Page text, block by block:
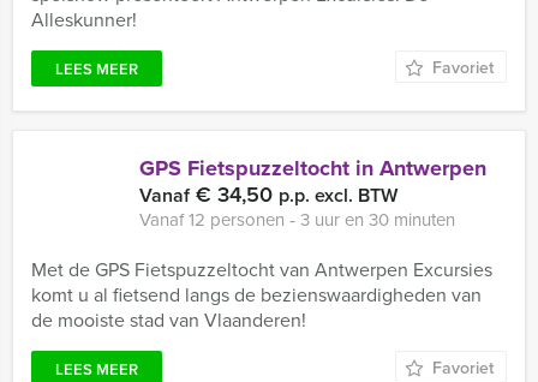
Alleskunner!
LEES MEER Favoriet
GPS Fietspuzzeltocht in Antwerpen
Vanaf€ 34,50 p.p. excl. BTW
Vanaf 12 personen ‐ 3 uur en 30 minuten
Met de GPS Fietspuzzeltocht van Antwerpen Excursies
komt u al fietsend langs de bezienswaardigheden van
de mooiste stad van Vlaanderen!
LEES MEER Favoriet